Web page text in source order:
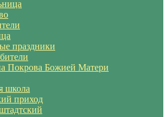
праздники
Покрова Божией Матери
школа
приход